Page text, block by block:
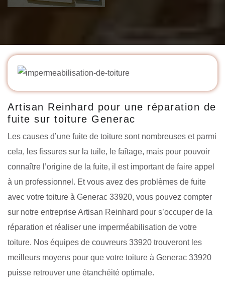
Artisan Reinhard pour une réparation de
fuite sur toiture Generac
Les causes d’une fuite de toiture sont nombreuses et parmi
cela, les fissures sur la tuile, le faîtage, mais pour pouvoir
connaître l’origine de la fuite, il est important de faire appel
à un professionnel. Et vous avez des problèmes de fuite
avec votre toiture à Generac 33920, vous pouvez compter
sur notre entreprise Artisan Reinhard pour s’occuper de la
réparation et réaliser une imperméabilisation de votre
toiture. Nos équipes de couvreurs 33920 trouveront les
meilleurs moyens pour que votre toiture à Generac 33920
puisse retrouver une étanchéité optimale.